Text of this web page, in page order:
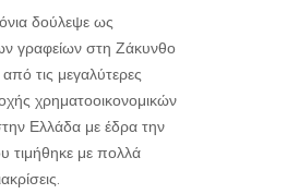
δούλεψε ως
γραφείων στη Ζάκυνθο
τις μεγαλύτερες
χρηματοοικονομικών
Ελλάδα με έδρα την
τιμήθηκε με πολλά